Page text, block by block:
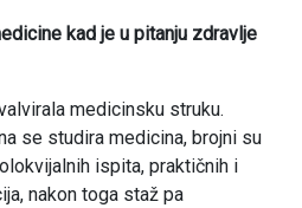
kad je u pitanju zdravlje
medicinsku struku.
se studira medicina, brojni su
ispita, praktičnih i
nakon toga staž pa